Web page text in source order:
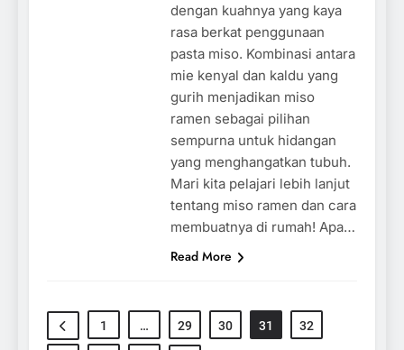
dengan kuahnya yang kaya
rasa berkat penggunaan
pasta miso. Kombinasi antara
mie kenyal dan kaldu yang
gurih menjadikan miso
ramen sebagai pilihan
sempurna untuk hidangan
yang menghangatkan tubuh.
Mari kita pelajari lebih lanjut
tentang miso ramen dan cara
membuatnya di rumah! Apa…
Read More
1 … 29 30 31 32